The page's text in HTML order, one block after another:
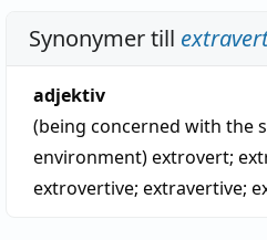
Synonymer till
adjektiv
(being concerned with the
environment)extrovert;
extrovertive; extravertive;